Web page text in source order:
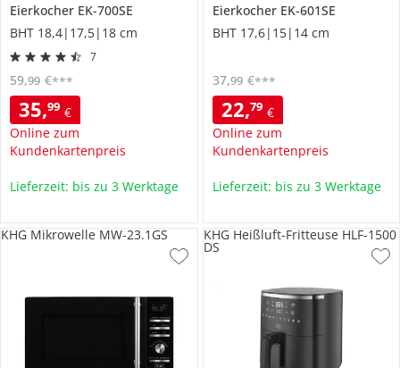
Eierkocher EK-700SE
BHT 18,4|17,5|18 cm
7
35,99 €
Online zum
Kundenkartenpreis
59,99 €***
Lieferzeit: bis zu 3 Werktage
Eierkocher EK-601SE
BHT 17,6|15|14 cm
22,79 €
Online zum
Kundenkartenpreis
37,99 €***
Lieferzeit: bis zu 3 Werktage
KHG Mikrowelle MW-23.1GS KHG Heißluft-Fritteuse HLF-1500
DS